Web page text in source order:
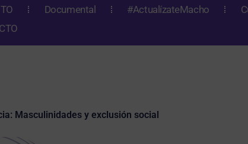
Documental #ActualízateMacho
Masculinidades y exclusión social